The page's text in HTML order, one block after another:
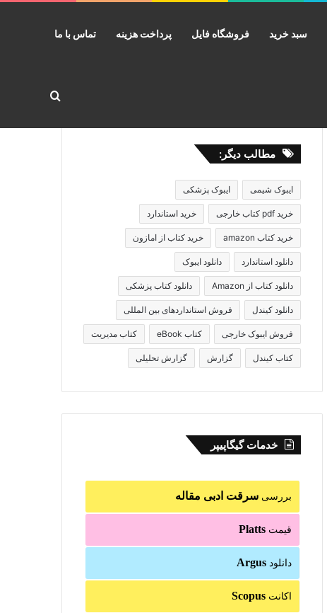
سبد خرید فروشگاه فایل پرداخت هزینه تماس با ما
جستجو
مطالب دیگر:
ایبوک شیمی ایبوک پزشکی
خرید pdf کتاب خارجی خرید استاندارد
خرید کتاب amazon خرید کتاب از امازون
دانلود استاندارد دانلود ایبوک
دانلود کتاب از Amazon دانلود کتاب پزشکی
دانلود کیندل فروش استانداردهای بین المللی
فروش ایبوک خارجی کتاب eBook کتاب مدیریت
کتاب کیندل گزارش گزارش تحلیلی
خدمات گیگاپیپر
بررسیسرقت ادبی مقاله
قیمتPlatts
دانلودArgus
اکانتScopus